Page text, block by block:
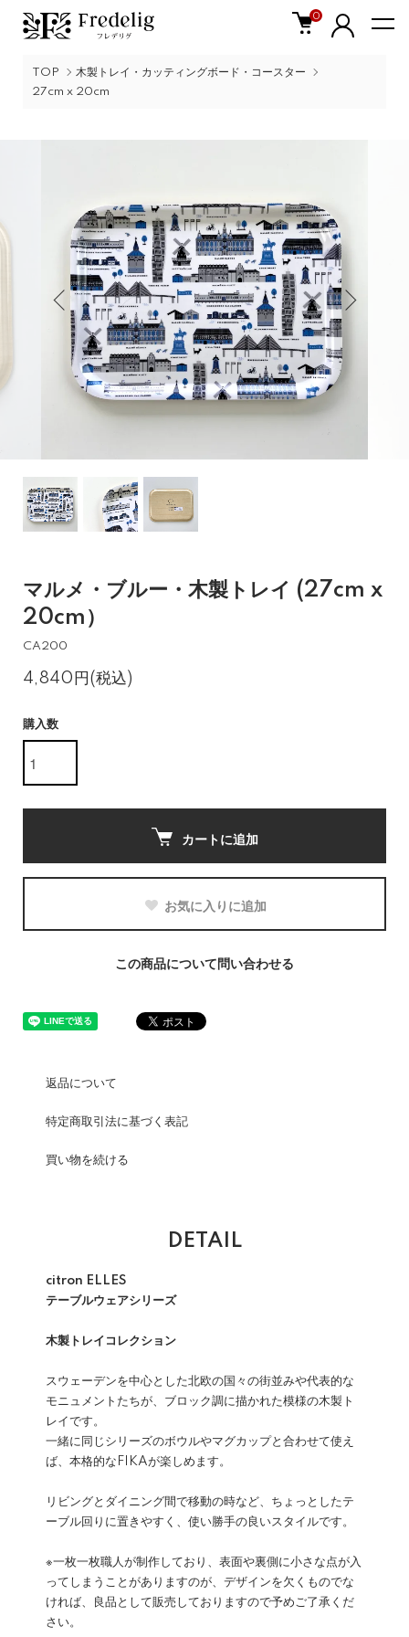
0
TOP
木製トレイ・カッティングボード・コースター
27cm x 20cm
マルメ・ブルー・木製トレイ (27cm x
20cm）
CA200
4,840円(税込)
購入数
カートに追加
お気に入りに追加
この商品について問い合わせる
返品について
特定商取引法に基づく表記
買い物を続ける
DETAIL
citron ELLES
テーブルウェアシリーズ
木製トレイコレクション
スウェーデンを中心とした北欧の国々の街並みや代表的な
モニュメントたちが、ブロック調に描かれた模様の木製ト
レイです。
一緒に同じシリーズのボウルやマグカップと合わせて使え
ば、本格的なFIKAが楽しめます。
リビングとダイニング間で移動の時など、ちょっとしたテ
ーブル回りに置きやすく、使い勝手の良いスタイルです。
※一枚一枚職人が制作しており、表面や裏側に小さな点が入
ってしまうことがありますのが、デザインを欠くものでな
ければ、良品として販売しておりますので予めご了承くだ
さい。